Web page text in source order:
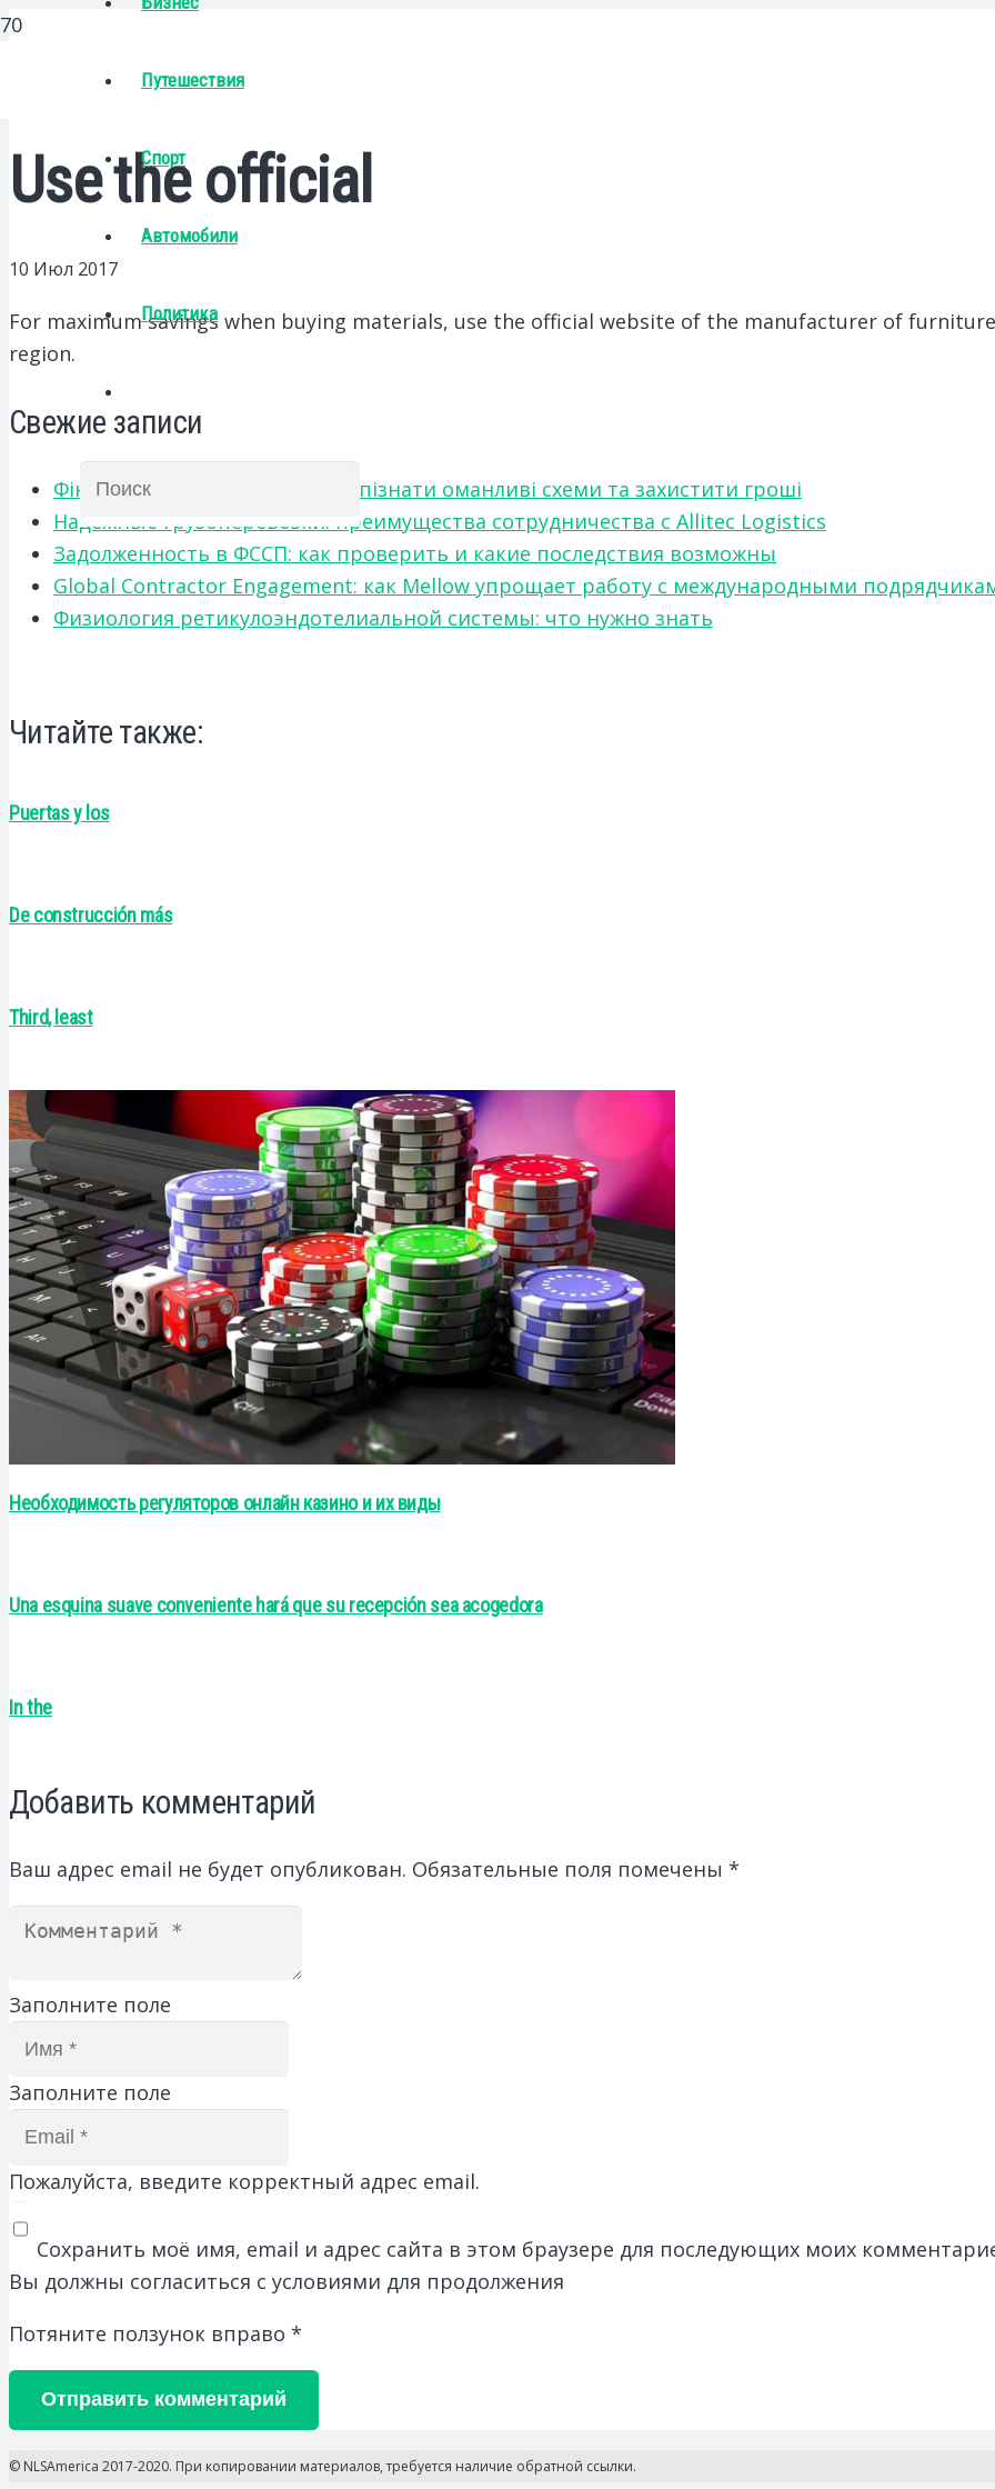
Путешествия
Спорт
Автомобили
Политика
Use the official
10 Июл 2017
For maximum savings when buying materials, use the official website of the manufacturer of
region.
Свежие записи
Фінансове шахрайство: як розпізнати оманливі схеми та захистити гроші
Надежные грузоперевозки: преимущества сотрудничества с Allitec Logistics
Задолженность в ФССП: как проверить и какие последствия возможны
Global Contractor Engagement: как Mellow упрощает работу с международными
Физиология ретикулоэндотелиальной системы: что нужно знать
Читайте также:
Puertas y los
De construcción más
Third, least
Необходимость регуляторов онлайн казино и их виды
Una esquina suave conveniente hará que su recepción sea acogedora
In the
Добавить комментарий
Ваш адрес email не будет опубликован. Обязательные поля помечены *
Заполните поле
Заполните поле
Пожалуйста, введите корректный адрес email.
Сохранить моё имя, email и адрес сайта в этом браузере для последующих моих
Вы должны согласиться с условиями для продолжения
Потяните ползунок вправо *
Отправить комментарий
© NLSAmerica 2017-2020. При копировании материалов, требуется наличие обратной ссылки.